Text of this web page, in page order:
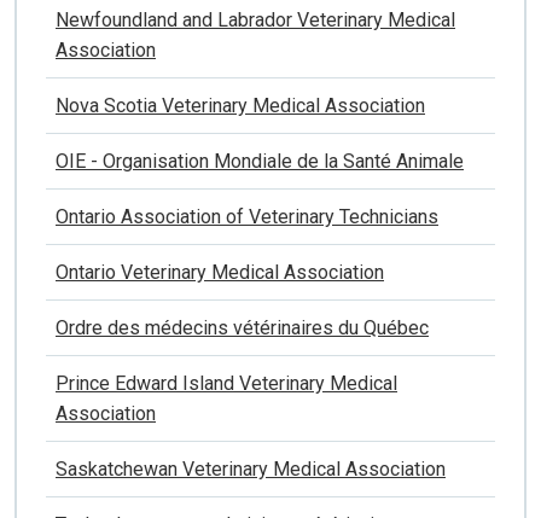
Newfoundland and Labrador Veterinary Medical
Association
Nova Scotia Veterinary Medical Association
OIE - Organisation Mondiale de la Santé Animale
Ontario Association of Veterinary Technicians
Ontario Veterinary Medical Association
Ordre des médecins vétérinaires du Québec
Prince Edward Island Veterinary Medical
Association
Saskatchewan Veterinary Medical Association